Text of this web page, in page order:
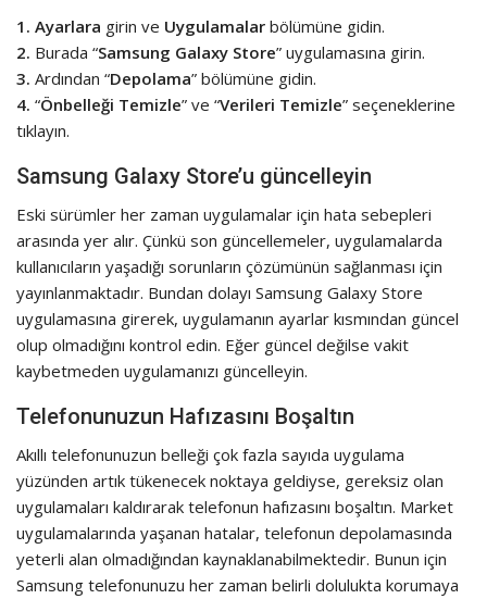
1. Ayarlara girin ve Uygulamalar bölümüne gidin.
2. Burada “Samsung Galaxy Store” uygulamasına girin.
3. Ardından “Depolama” bölümüne gidin.
4. “Önbelleği Temizle” ve “Verileri Temizle” seçeneklerine
tıklayın.
Samsung Galaxy Store’u güncelleyin
Eski sürümler her zaman uygulamalar için hata sebepleri
arasında yer alır. Çünkü son güncellemeler, uygulamalarda
kullanıcıların yaşadığı sorunların çözümünün sağlanması için
yayınlanmaktadır. Bundan dolayı Samsung Galaxy Store
uygulamasına girerek, uygulamanın ayarlar kısmından güncel
olup olmadığını kontrol edin. Eğer güncel değilse vakit
kaybetmeden uygulamanızı güncelleyin.
Telefonunuzun Hafızasını Boşaltın
Akıllı telefonunuzun belleği çok fazla sayıda uygulama
yüzünden artık tükenecek noktaya geldiyse, gereksiz olan
uygulamaları kaldırarak telefonun hafızasını boşaltın. Market
uygulamalarında yaşanan hatalar, telefonun depolamasında
yeterli alan olmadığından kaynaklanabilmektedir. Bunun için
Samsung telefonunuzu her zaman belirli dolulukta korumaya